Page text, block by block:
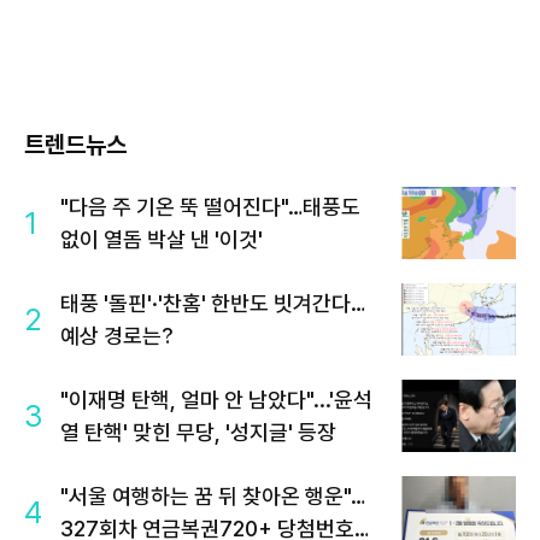
트렌드뉴스
1
"다음 주 기온 뚝 떨어진다"…태풍도
없이 열돔 박살 낸 '이것'
2
태풍 '돌핀'·'찬홈' 한반도 빗겨간다…
예상 경로는?
3
"이재명 탄핵, 얼마 안 남았다"...'윤석
열 탄핵' 맞힌 무당, '성지글' 등장
4
"서울 여행하는 꿈 뒤 찾아온 행운"…
327회차 연금복권720+ 당첨번호조